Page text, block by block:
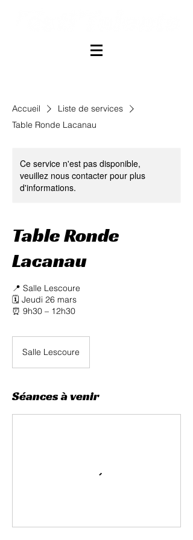
Accueil
Liste de services
Table Ronde Lacanau
Ce service n'est pas disponible,
veuillez nous contacter pour plus
d'informations.
Table Ronde
Lacanau
📍 Salle Lescoure
🗓 Jeudi 26 mars
⏰ 9h30 – 12h30
Salle Lescoure
Séances à venir